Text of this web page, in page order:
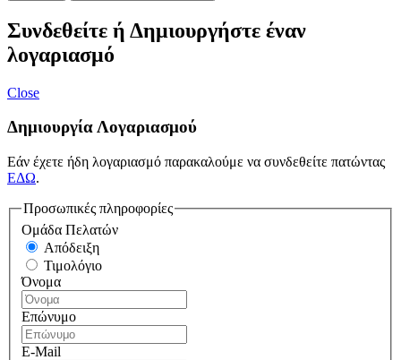
Συνδεθείτε ή Δημιουργήστε έναν
λογαριασμό
Close
Δημιουργία Λογαριασμού
Εάν έχετε ήδη λογαριασμό παρακαλούμε να συνδεθείτε πατώντας
ΕΔΩ.
Προσωπικές πληροφορίες
Ομάδα Πελατών
Απόδειξη
Τιμολόγιο
Όνομα
Επώνυμο
E-Mail